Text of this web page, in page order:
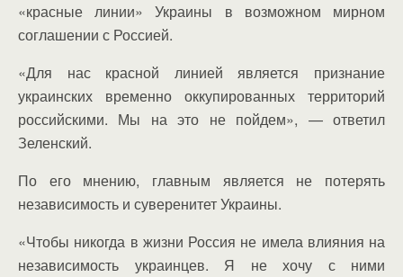
«красные линии» Украины в возможном мирном
соглашении с Россией.
«Для нас красной линией является признание
украинских временно оккупированных территорий
российскими. Мы на это не пойдем», — ответил
Зеленский.
По его мнению, главным является не потерять
независимость и суверенитет Украины.
«Чтобы никогда в жизни Россия не имела влияния на
независимость украинцев. Я не хочу с ними